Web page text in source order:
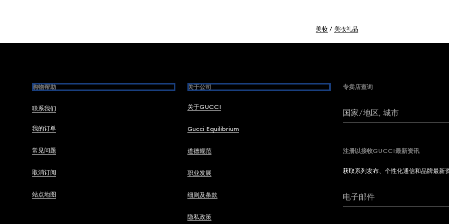
美妆 美妆礼品
购物帮助
联系我们
我的订单
常见问题
取消订阅
站点地图
关于公司
关于GUCCI
Gucci Equilibrium
道德规范
职业发展
细则及条款
隐私政策
专卖店查询
国家/地区, 城市
注册以接收GUCCI最新资讯
获取系列发布、个性化通信和品牌最新
电子邮件